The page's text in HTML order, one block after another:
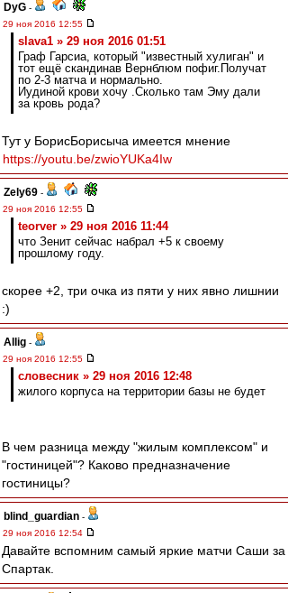
DyG -
29 ноя 2016 12:55
slava1 » 29 ноя 2016 01:51
Граф Гарсиа, который "известный хулиган" и
тот ещё скандинав Вернблюм пофиг.Получат
по 2-3 матча и нормально.
Иудиной крови хочу .Сколько там Эму дали
за кровь рода?
Тут у БорисБорисыча имеется мнение
https://youtu.be/zwioYUKa4Iw
Zely69 -
29 ноя 2016 12:55
teorver » 29 ноя 2016 11:44
что Зенит сейчас набрал +5 к своему
прошлому году.
скорее +2, три очка из пяти у них явно лишнии
:)
Allig -
29 ноя 2016 12:55
словесник » 29 ноя 2016 12:48
жилого корпуса на территории базы не будет
В чем разница между "жилым комплексом" и
"гостиницей"? Каково предназначение
гостиницы?
blind_guardian -
29 ноя 2016 12:54
Давайте вспомним самый яркие матчи Саши за
Спартак.